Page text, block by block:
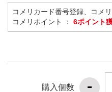
コメリカード番号登録、コメ
コメリポイント ： 6ポイント
購入個数